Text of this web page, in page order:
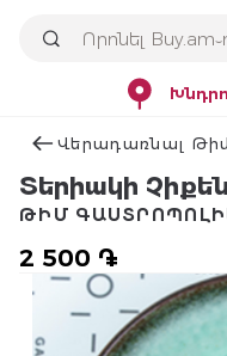
Վերադառնալ
Տերիակի Չիքեն
2 500 ֏
ԹԻՄ